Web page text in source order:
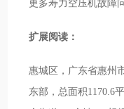
更多寿力空压机故
扩展阅读：
惠城区，广东省惠州
东部，总面积1170.6